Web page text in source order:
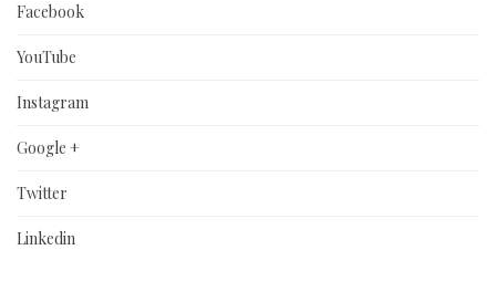
Facebook
YouTube
Instagram
Google +
Twitter
Linkedin